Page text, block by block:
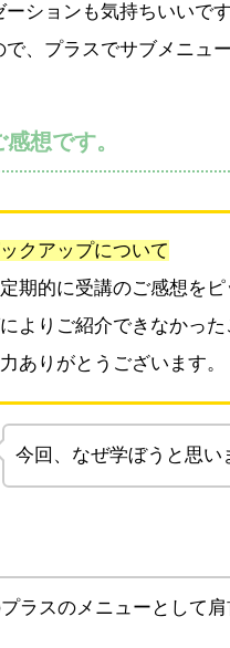
ーションも気持ちいいで
で、プラスでサブメニュ
想です。
クアップについて
期的に受講のご感想をピ
よりご紹介できなかっ
ありがとうございます。
今回、なぜ学ぼうと思い
ラスのメニューとして